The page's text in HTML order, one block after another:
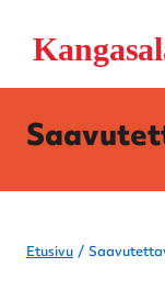
Etusivu